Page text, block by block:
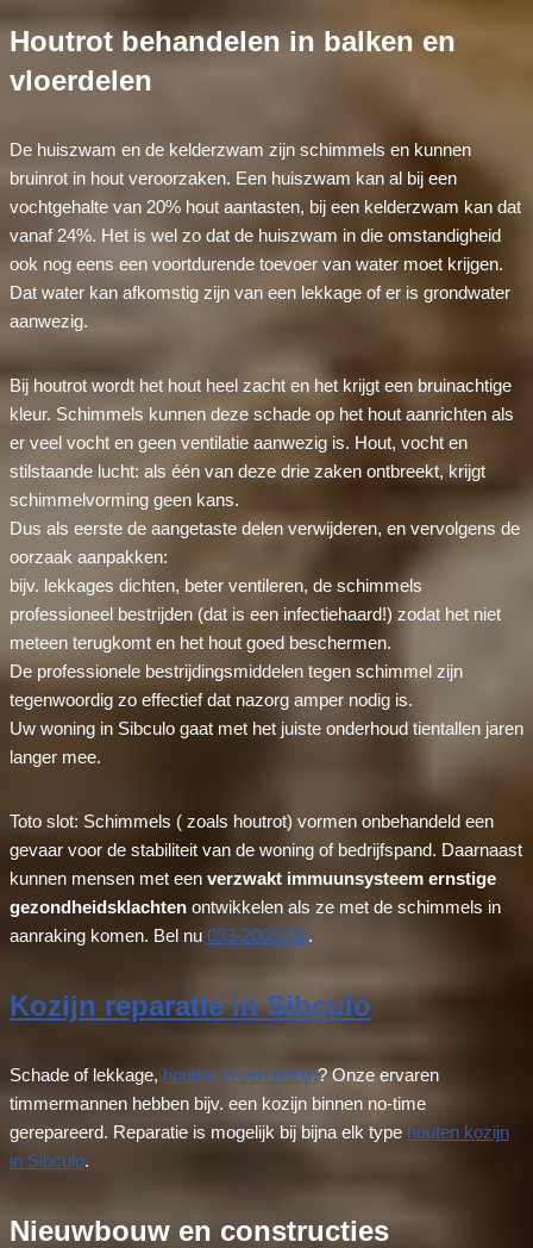
Houtrot behandelen in balken en
vloerdelen
De huiszwam en de kelderzwam zijn schimmels en kunnen
bruinrot in hout veroorzaken. Een huiszwam kan al bij een
vochtgehalte van 20% hout aantasten, bij een kelderzwam kan dat
vanaf 24%. Het is wel zo dat de huiszwam in die omstandigheid
ook nog eens een voortdurende toevoer van water moet krijgen.
Dat water kan afkomstig zijn van een lekkage of er is grondwater
aanwezig.
Bij houtrot wordt het hout heel zacht en het krijgt een bruinachtige
kleur. Schimmels kunnen deze schade op het hout aanrichten als
er veel vocht en geen ventilatie aanwezig is. Hout, vocht en
stilstaande lucht: als één van deze drie zaken ontbreekt, krijgt
schimmelvorming geen kans.
Dus als eerste de aangetaste delen verwijderen, en vervolgens de
oorzaak aanpakken:
bijv. lekkages dichten, beter ventileren, de schimmels
professioneel bestrijden (dat is een infectiehaard!) zodat het niet
meteen terugkomt en het hout goed beschermen.
De professionele bestrijdingsmiddelen tegen schimmel zijn
tegenwoordig zo effectief dat nazorg amper nodig is.
Uw woning in Sibculo gaat met het juiste onderhoud tientallen jaren
langer mee.
Toto slot: Schimmels ( zoals houtrot) vormen onbehandeld een
gevaar voor de stabiliteit van de woning of bedrijfspand. Daarnaast
kunnen mensen met een verzwakt immuunsysteem ernstige
gezondheidsklachten ontwikkelen als ze met de schimmels in
aanraking komen. Bel nu 053-2005736.
Kozijn reparatie in Sibculo
Schade of lekkage, houtrot in een kozijn? Onze ervaren
timmermannen hebben bijv. een kozijn binnen no-time
gerepareerd. Reparatie is mogelijk bij bijna elk type houten kozijn
in Sibculo.
Nieuwbouw en constructies